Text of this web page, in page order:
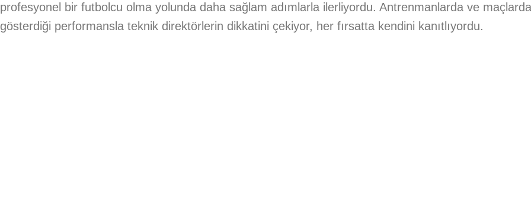
profesyonel bir futbolcu olma yolunda daha sağlam adımlarla ilerliyordu. Antrenmanlarda ve maçlarda
gösterdiği performansla teknik direktörlerin dikkatini çekiyor, her fırsatta kendini kanıtlıyordu.